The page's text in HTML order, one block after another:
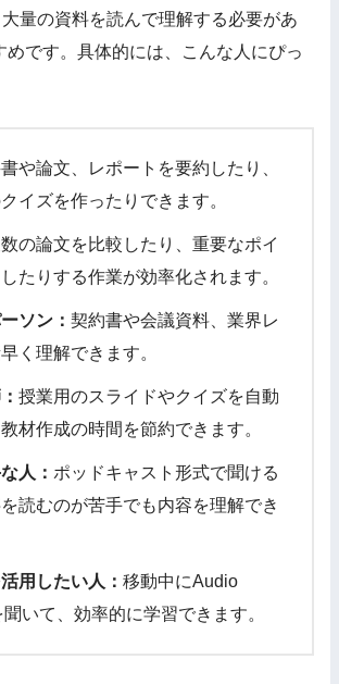
量の資料を読んで理解する必要があ
めです。具体的には、こんな人にぴっ
や論文、レポートを要約したり、
イズを作ったりできます。
の論文を比較したり、重要なポイ
たりする作業が効率化されます。
ソン： 契約書や会議資料、業界レ
く理解できます。
授業用のスライドやクイズを自動
材作成の時間を節約できます。
人： ポッドキャスト形式で聞ける
読むのが苦手でも内容を理解でき
用したい人： 移動中にAudio
いて、効率的に学習できます。